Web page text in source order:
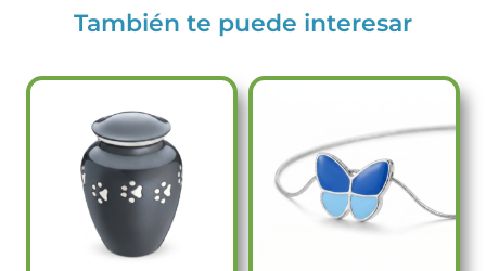
También te puede interesar
has
multiple
variants.
The
options